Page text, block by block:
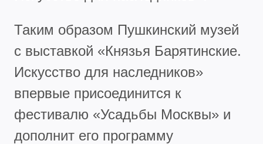
Таким образом Пушкинский музей
с выставкой «Князья Барятинские.
Искусство для наследников»
впервые присоединится к
фестивалю «Усадьбы Москвы» и
дополнит его программу